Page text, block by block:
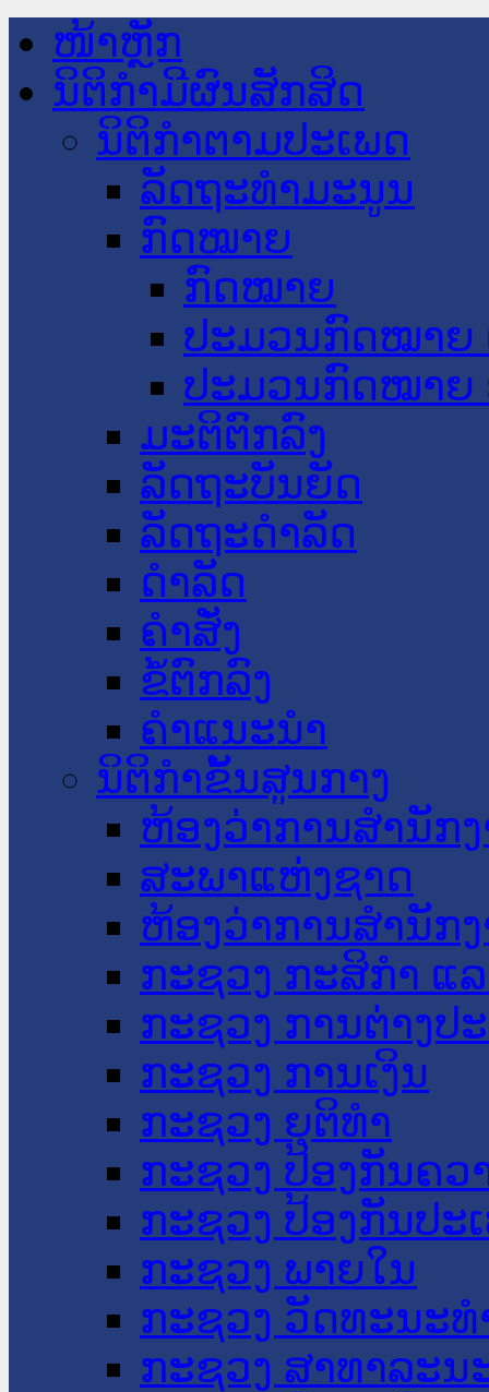
ໜ້າຫຼັກ
ນິຕິກໍາມີຜົນສັກສິດ
ນິຕິກໍາຕາມປະເພດ
ລັດຖະທໍາມະນູນ
ກົດໝາຍ
ກົດໝາຍ
ປະມວນກົດໝາຍ
ປະມວນກົດໝາຍ
ມະຕິຕົກລົງ
ລັດຖະບັນຍັດ
ລັດຖະດໍາລັດ
ດໍາລັດ
ຄໍາສັ່ງ
ຂໍ້ຕົກລົງ
ຄໍາແນະນໍາ
ນິຕິກໍາຂັ້ນສູນກາງ
ຫ້ອງວ່າການສໍານັກ
ສະພາແຫ່ງຊາດ
ຫ້ອງວ່າການສຳນັກ
ກະຊວງ ກະສິກຳ ແ
ກະຊວງ ການຕ່າງປ
ກະຊວງ ການເງິນ
ກະຊວງ ຍຸຕິທໍາ
ກະຊວງ ປ້ອງກັນຄວ
ກະຊວງ ປ້ອງກັນປະ
ກະຊວງ ພາຍໃນ
ກະຊວງ ວັດທະນະ
ກະຊວງ ສາທາລະນ